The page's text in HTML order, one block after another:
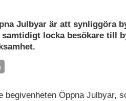
Julbyar är att synliggöra
samtidigt locka besökare till
begivenheten Öppna Julbyar,